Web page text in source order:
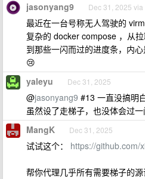
jasonyang9 Dec 31, 2025
最近在一台号称无人驾驶的
复杂的 docker compose ，从
到那些一闪而过的进度条，内
😢
yaleyu Dec 31, 2025
@jasonyang9 #13 一直没搞明
虽然设了走梯子，也没体会过
MangK Dec 31, 2025
试试这个： https://github.com/
帮你代理几乎所有需要梯子的